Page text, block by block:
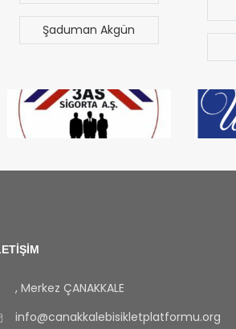
Şaduman Akgün
, Merkez ÇANAKKALE
info@canakkalebisikletplatformu.org